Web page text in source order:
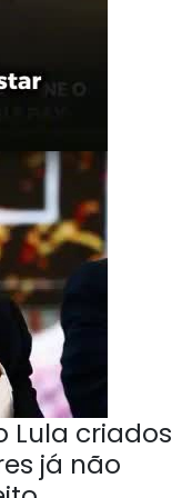
Lula criados
já não